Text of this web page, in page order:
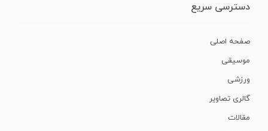
دسترسی سریع
صفحه اصلی
موسیقی
ورزشی
گالری تصاویر
مقالات